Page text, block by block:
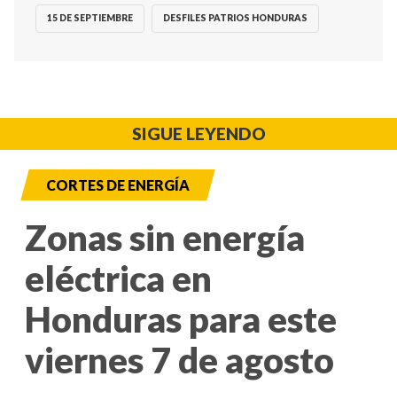
15 DE SEPTIEMBRE DESFILES PATRIOS HONDURAS
SIGUE LEYENDO
CORTES DE ENERGÍA
Zonas sin energía
eléctrica en
Honduras para este
viernes 7 de agosto